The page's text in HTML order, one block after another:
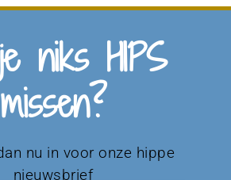
niks HIPS
missen?
nu in voor onze hippe
nieuwsbrief